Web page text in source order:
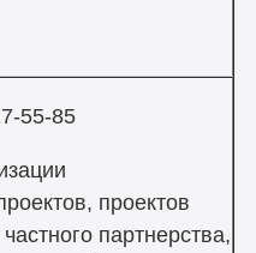
55-85
проектов
партнерства,